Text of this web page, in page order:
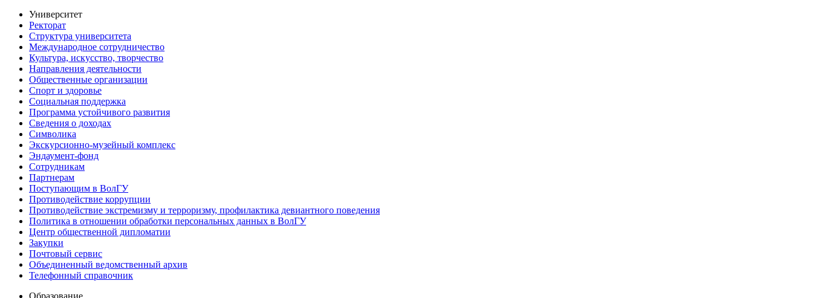
Университет
Ректорат
Структура университета
Международное сотрудничество
Культура, искусство, творчество
Направления деятельности
Общественные организации
Спорт и здоровье
Социальная поддержка
Программа устойчивого развития
Сведения о доходах
Символика
Экскурсионно-музейный комплекс
Эндаумент-фонд
Сотрудникам
Партнерам
Поступающим в ВолГУ
Противодействие коррупции
Противодействие экстремизму и терроризму, профилактика девиантного поведения
Политика в отношении обработки персональных данных в ВолГУ
Центр общественной дипломатии
Закупки
Почтовый сервис
Объединенный ведомственный архив
Телефонный справочник